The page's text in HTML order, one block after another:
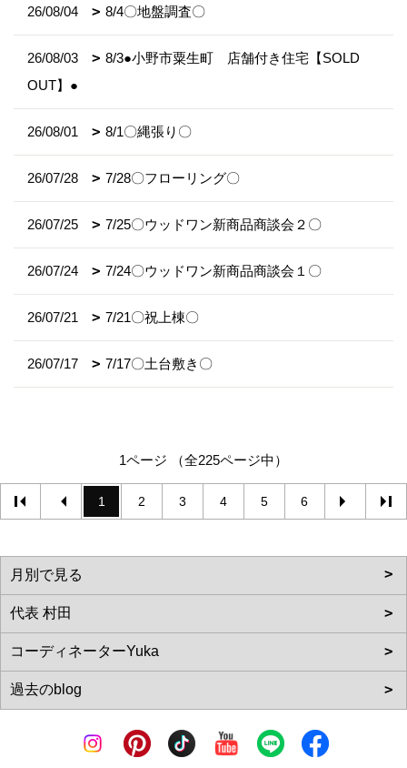
26/08/04 8/4〇地盤調査〇
26/08/03
8/3●小野市粟生町 店舗付き住宅【SOLD
OUT】●
26/08/01 8/1〇縄張り〇
26/07/28 7/28〇フローリング〇
26/07/25 7/25〇ウッドワン新商品商談会２〇
26/07/24 7/24〇ウッドワン新商品商談会１〇
26/07/21 7/21〇祝上棟〇
26/07/17 7/17〇土台敷き〇
1ページ （全225ページ中）
1 2 3 4 5 6